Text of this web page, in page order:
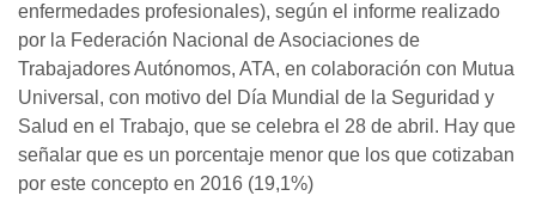
enfermedades profesionales), según el informe realizado
por la Federación Nacional de Asociaciones de
Trabajadores Autónomos, ATA, en colaboración con Mutua
Universal, con motivo del Día Mundial de la Seguridad y
Salud en el Trabajo, que se celebra el 28 de abril. Hay que
señalar que es un porcentaje menor que los que cotizaban
por este concepto en 2016 (19,1%)